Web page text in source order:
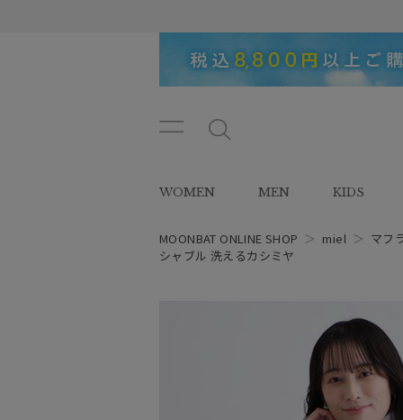
ン
ュ
ー
タ
ン
WOMEN MEN KIDS
MOONBAT ONLINE SHOP ＞ miel＞ マフ
シャブル 洗えるカシミヤ